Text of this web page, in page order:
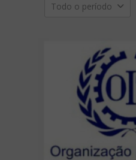
Todo o período